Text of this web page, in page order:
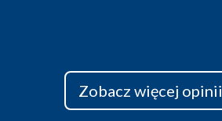
Zobacz więcej opinii